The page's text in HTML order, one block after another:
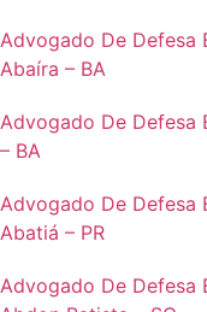
Advogado De Defesa
Abaíra – BA
Advogado De Defesa
– BA
Advogado De Defesa
Abatiá – PR
Advogado De Defesa